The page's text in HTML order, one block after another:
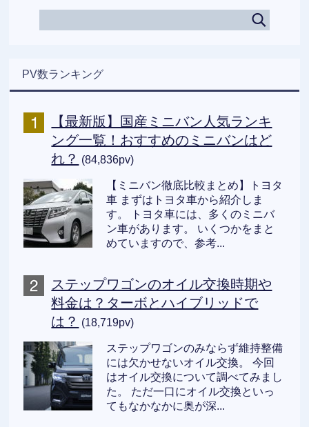
PV数ランキング
【最新版】国産ミニバン人気ランキ
ング一覧！おすすめのミニバンはど
れ？ (84,836pv)
【ミニバン徹底比較まとめ】トヨタ
車 まずはトヨタ車から紹介しま
す。 トヨタ車には、多くのミニバ
ン車があります。 いくつかをまと
めていますので、参考...
ステップワゴンのオイル交換時期や
料金は？ターボとハイブリッドで
は？ (18,719pv)
ステップワゴンのみならず維持整備
には欠かせないオイル交換。 今回
はオイル交換について調べてみまし
た。 ただ一口にオイル交換といっ
てもなかなかに奥が深...